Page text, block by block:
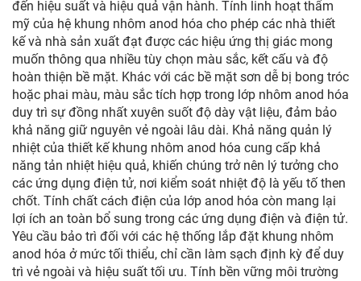
đến hiệu suất và hiệu quả vận hành. Tính linh hoạt thẩm
mỹ của hệ khung nhôm anod hóa cho phép các nhà thiết
kế và nhà sản xuất đạt được các hiệu ứng thị giác mong
muốn thông qua nhiều tùy chọn màu sắc, kết cấu và độ
hoàn thiện bề mặt. Khác với các bề mặt sơn dễ bị bong tróc
hoặc phai màu, màu sắc tích hợp trong lớp nhôm anod hóa
duy trì sự đồng nhất xuyên suốt độ dày vật liệu, đảm bảo
khả năng giữ nguyên vẻ ngoài lâu dài. Khả năng quản lý
nhiệt của thiết kế khung nhôm anod hóa cung cấp khả
năng tản nhiệt hiệu quả, khiến chúng trở nên lý tưởng cho
các ứng dụng điện tử, nơi kiểm soát nhiệt độ là yếu tố then
chốt. Tính chất cách điện của lớp anod hóa còn mang lại
lợi ích an toàn bổ sung trong các ứng dụng điện và điện tử.
Yêu cầu bảo trì đối với các hệ thống lắp đặt khung nhôm
anod hóa ở mức tối thiểu, chỉ cần làm sạch định kỳ để duy
trì vẻ ngoài và hiệu suất tối ưu. Tính bền vững môi trường